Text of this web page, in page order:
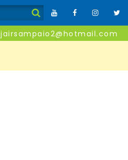
jairsampaio2@hotmail.com